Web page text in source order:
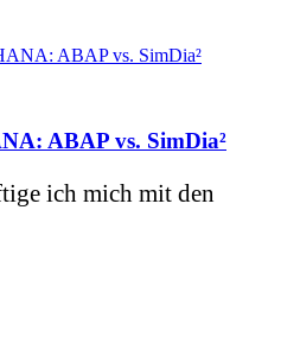
ABAP vs. SimDia²
ich mich mit den